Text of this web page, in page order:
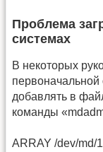
Проблема
системах
В некоторых
первоначальной
добавлять в
команды
ARRAY /dev/md/